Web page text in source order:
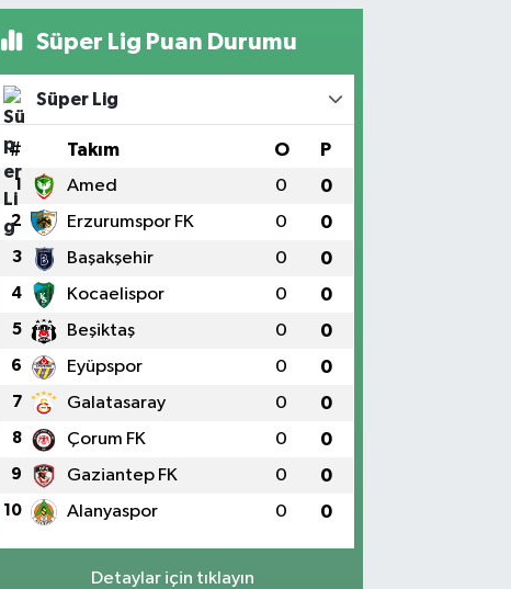
Süper Lig Puan Durumu
Süper Lig
# Takım O P
1 Amed 0 0
2 Erzurumspor FK 0 0
3 Başakşehir 0 0
4 Kocaelispor 0 0
5 Beşiktaş 0 0
6 Eyüpspor 0 0
7 Galatasaray 0 0
8 Çorum FK 0 0
9 Gaziantep FK 0 0
10 Alanyaspor 0 0
Detaylar için tıklayın